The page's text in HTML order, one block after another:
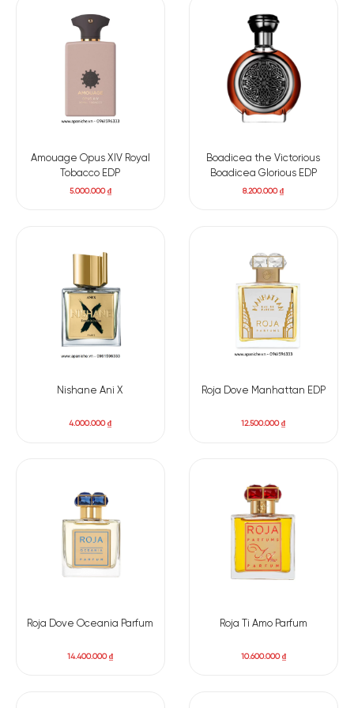
Hương đầu: Cam Bergamot, Quả bưởi
Hương giữa: Hoa hồng, Hoa cam, Rêu sồi Moss, Cây hoắc
Hương cuối: Cỏ hương bài, Gỗ tuyết tùng, An tức hương,
Có nên mua nước hoa unisex Roja Parfums A
Midsummer Dream EDP
Roja Parfums A Midsummer Dream ED
không chỉ được đánh
giá cao vì hương thơm cuốn hút. Mà nước hoa còn được nhiều
thành những hương thơm lấp lánh, đầy ánh sáng.
Amouage Opus XIV Royal
Tobacco EDP
5.000.000₫
Boadicea the Victorious
Boadicea Glorious EDP
8.200.000₫
Nishane Ani X
4.000.000₫
Roja Dove Manhattan EDP
12.500.000₫
Roja Dove Oceania Parfum
14.400.000₫
Roja Ti Amo Parfum
10.600.000₫